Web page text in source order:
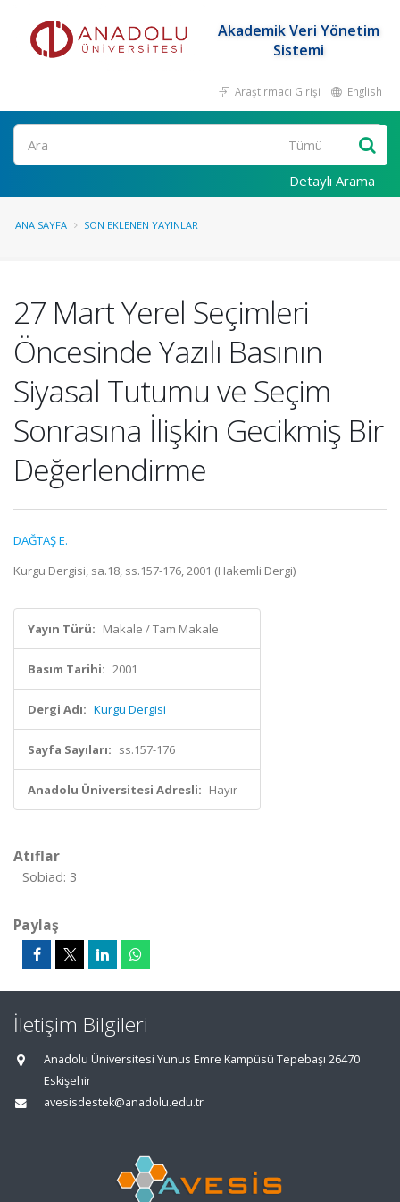
Akademik Veri Yönetim
Sistemi
Araştırmacı Girişi English
Ara
Detaylı Arama
ANA SAYFA SON EKLENEN YAYINLAR
27 Mart Yerel Seçimleri
Öncesinde Yazılı Basının
Siyasal Tutumu ve Seçim
Sonrasına İlişkin Gecikmiş Bir
Değerlendirme
DAĞTAŞ E.
Kurgu Dergisi, sa.18, ss.157-176, 2001 (Hakemli Dergi)
Yayın Türü: Makale / Tam Makale
Basım Tarihi: 2001
Dergi Adı: Kurgu Dergisi
Sayfa Sayıları: ss.157-176
Anadolu Üniversitesi Adresli: Hayır
Atıflar
Sobiad: 3
Paylaş
İletişim Bilgileri
Anadolu Üniversitesi Yunus Emre Kampüsü Tepebaşı 26470
Eskişehir
avesisdestek@anadolu.edu.tr